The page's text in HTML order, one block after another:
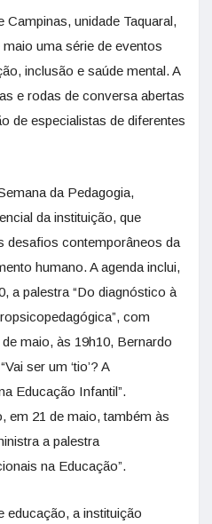
Campinas, unidade Taquaral,
uma série de eventos
inclusão e saúde mental. A
e rodas de conversa abertas
de especialistas de diferentes
da Pedagogia,
da instituição, que
desafios contemporâneos da
humano. A agenda inclui,
a palestra “Do diagnóstico à
com
maio, às 19h10, Bernardo
ser um ‘tio’? A
Educação Infantil”.
em 21 de maio, também às
a palestra
na Educação”.
educação, a instituição